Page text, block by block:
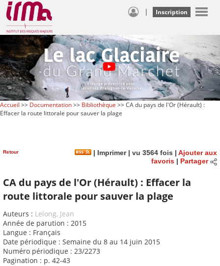
| Inscription
Accueil >> Documentation>> Bibliothèque >> CA du pays de l'Or (Hérault) :
Effacer la route littorale pour sauver la plage
Retour | Imprimer| vu 3564 fois | Ajouter aux
favoris| Partager
CA du pays de l'Or (Hérault) : Effacer la
route littorale pour sauver la plage
Auteurs : Lelong, Jean
Année de parution : 2015
Langue : Français
Date périodique : Semaine du 8 au 14 juin 2015
Numéro périodique : 23/2273
Pagination : p. 42-43